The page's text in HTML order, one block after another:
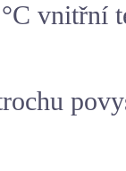
vnitřní